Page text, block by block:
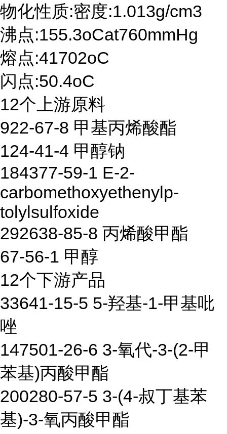
物化性质:密度:1.013g/cm3
沸点:155.3oCat760mmHg
熔点:41702oC
闪点:50.4oC
12个上游原料
922-67-8 甲基丙烯酸酯
124-41-4 甲醇钠
184377-59-1 E-2-
carbomethoxyethenylp-
tolylsulfoxide
292638-85-8 丙烯酸甲酯
67-56-1 甲醇
12个下游产品
33641-15-5 5-羟基-1-甲基吡
唑
147501-26-6 3-氧代-3-(2-甲
苯基)丙酸甲酯
200280-57-5 3-(4-叔丁基苯
基)-3-氧丙酸甲酯